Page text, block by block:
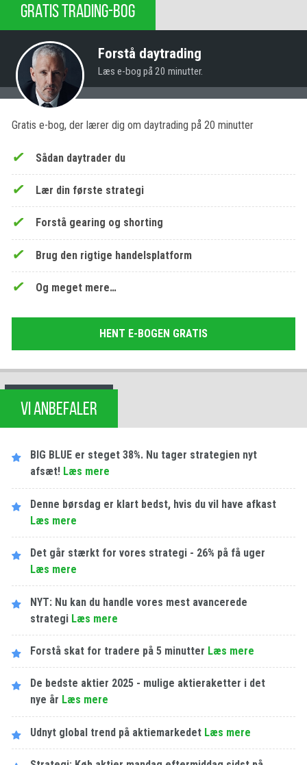
GRATIS TRADING-BOG
Forstå daytrading
Læs e-bog på 20 minutter.
Gratis e-bog, der lærer dig om daytrading på 20 minutter
Sådan daytrader du
Lær din første strategi
Forstå gearing og shorting
Brug den rigtige handelsplatform
Og meget mere…
HENT E-BOGEN GRATIS
VI ANBEFALER
BIG BLUE er steget 38%. Nu tager strategien nyt
afsæt! Læs mere
Denne børsdag er klart bedst, hvis du vil have afkast
Læs mere
Det går stærkt for vores strategi - 26% på få uger
Læs mere
NYT: Nu kan du handle vores mest avancerede
strategi Læs mere
Forstå skat for tradere på 5 minutter Læs mere
De bedste aktier 2025 - mulige aktieraketter i det
nye år Læs mere
Udnyt global trend på aktiemarkedet Læs mere